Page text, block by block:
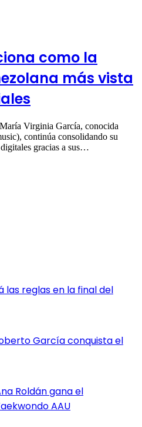
como la
más vista
Virginia García, conocida
continúa consolidando su
gracias a sus…
las reglas en la final del
García conquista el
Roldán gana el
AAU